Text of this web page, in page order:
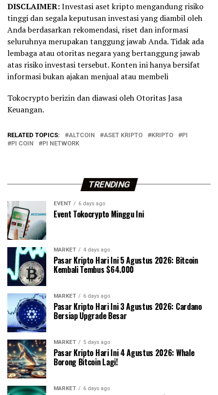
DISCLAIMER:Investasi aset kripto mengandung risiko
tinggi dan segala keputusan investasi yang diambil oleh
Anda berdasarkan rekomendasi, riset dan informasi
seluruhnya merupakan tanggung jawab Anda. Tidak ada
lembaga atau otoritas negara yang bertanggung jawab
atas risiko investasi tersebut. Konten ini hanya bersifat
informasi bukan ajakan menjual atau membeli
Tokocrypto berizin dan diawasi oleh Otoritas Jasa
Keuangan.
RELATED TOPICS: ALTCOIN ASET KRIPTO KRIPTO
PI
PI COIN
PI NETWORK
TRENDING
EVENT 6 days ago
Event Tokocrypto Minggu Ini
MARKET 4 days ago
Pasar Kripto Hari Ini 5 Agustus 2026: Bitcoin
Kembali Tembus $64.000
MARKET 6 days ago
Pasar Kripto Hari Ini 3 Agustus 2026: Cardano
Bersiap Upgrade Besar
MARKET 5 days ago
Pasar Kripto Hari Ini 4 Agustus 2026: Whale
Borong Bitcoin Lagi!
MARKET 6 days ago